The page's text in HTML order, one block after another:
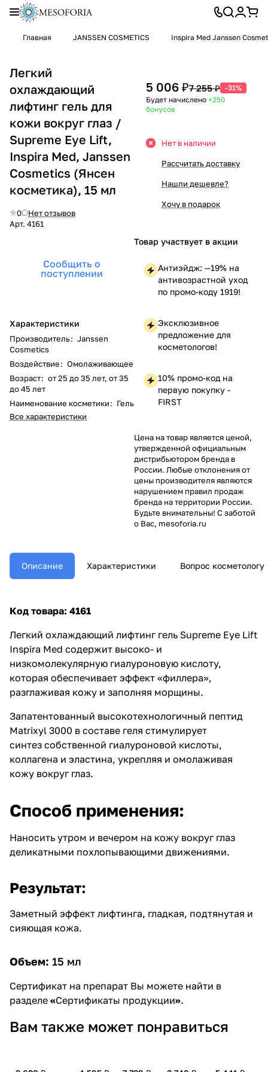
Главная JANSSEN COSMETICS Inspira Med Janssen
Легкий
охлаждающий
лифтинг гель для
кожи вокруг глаз /
Supreme Eye Lift,
Inspira Med, Janssen
Cosmetics (Янсен
косметика), 15 мл
0
Нет отзывов
Арт. 4161
Сообщить о
поступлении
Характеристики
Производитель: Janssen
Cosmetics
Воздействие: Омолаживающее
Возраст: от 25 до 35 лет, от 35
до 45 лет
Наименование косметики: Гель
Все характеристики
5 006 ₽7 255 ₽ -31%
Будет начислено +250
бонусов
Нет в наличии
Рассчитать доставку
Нашли дешевле?
Хочу в подарок
Товар участвует в акции
Антиэйдж: —19% на
антивозрастной уход
по промо-коду 1919!
Эксклюзивное
предложение для
косметологов!
10% промо-код на
первую покупку -
FIRST
Цена на товар является ценой,
утвержденной официальным
дистрибьютором бренда в
России. Любые отклонения от
цены производителя являются
нарушением правил продаж
бренда на территории России.
Будьте внимательны! С заботой
о Вас, mesoforia.ru
Описание Характеристики Вопрос косметологу
Код товара: 4161
Легкий охлаждающий лифтинг гель Supreme Eye Lift
Inspira Med содержит высоко- и
низкомолекулярную гиалуроновую кислоту,
которая обеспечивает эффект «филлера»,
разглаживая кожу и заполняя морщины.
Запатентованный высокотехнологичный пептид
Matrixyl 3000 в составе геля стимулирует
синтез собственной гиалуроновой кислоты,
коллагена и эластина, укрепляя и омолаживая
кожу вокруг глаз.
Способ применения:
Наносить утром и вечером на кожу вокруг глаз
деликатными похлопывающими движениями.
Результат:
Заметный эффект лифтинга, гладкая, подтянутая и
сияющая кожа.
Объем: 15 мл
Сертификат на препарат Вы можете найти в
разделе «Сертификаты продукции».
Вам также может понравиться